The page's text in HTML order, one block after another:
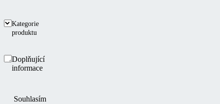
Kategorie
produktu
Doplňující
informace
Souhlasím